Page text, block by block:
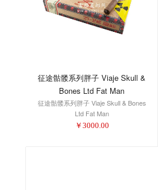
征途骷髅系列胖子 Viaje Skull &
Bones Ltd Fat Man
征途骷髅系列胖子 Viaje Skull & Bones
Ltd Fat Man
￥ 3000.00